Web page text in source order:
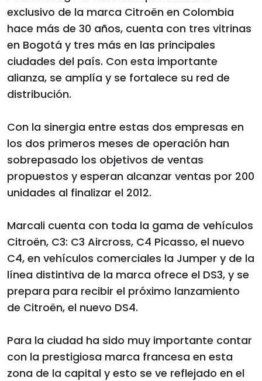
exclusivo de la marca Citroën en Colombia
hace más de 30 años, cuenta con tres vitrinas
en Bogotá y tres más en las principales
ciudades del país. Con esta importante
alianza, se amplía y se fortalece su red de
distribución.
Con la sinergia entre estas dos empresas en
los dos primeros meses de operación han
sobrepasado los objetivos de ventas
propuestos y esperan alcanzar ventas por 200
unidades al finalizar el 2012.
Marcali cuenta con toda la gama de vehículos
Citroën, C3: C3 Aircross, C4 Picasso, el nuevo
C4, en vehículos comerciales la Jumper y de la
línea distintiva de la marca ofrece el DS3, y se
prepara para recibir el próximo lanzamiento
de Citroën, el nuevo DS4.
Para la ciudad ha sido muy importante contar
con la prestigiosa marca francesa en esta
zona de la capital y esto se ve reflejado en el